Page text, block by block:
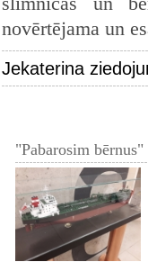
novērtējama un
Jekaterina
"Pabarosim